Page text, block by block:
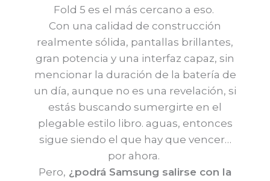
Fold 5 es el más cercano a eso.
Con una calidad de construcción
realmente sólida, pantallas brillantes,
gran potencia y una interfaz capaz, sin
mencionar la duración de la batería de
un día, aunque no es una revelación, si
estás buscando sumergirte en el
plegable estilo libro. aguas, entonces
sigue siendo el que hay que vencer…
por ahora.
Pero, ¿podrá Samsung salirse con la